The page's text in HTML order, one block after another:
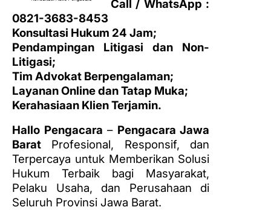
Call / WhatsApp :
0821-3683-8453
Konsultasi Hukum 24 Jam;
Pendampingan Litigasi dan Non-
Litigasi;
Tim Advokat Berpengalaman;
Layanan Online dan Tatap Muka;
Kerahasiaan Klien Terjamin.
Hallo Pengacara – Pengacara Jawa
Barat Profesional, Responsif, dan
Terpercaya untuk Memberikan Solusi
Hukum Terbaik bagi Masyarakat,
Pelaku Usaha, dan Perusahaan di
Seluruh Provinsi Jawa Barat.